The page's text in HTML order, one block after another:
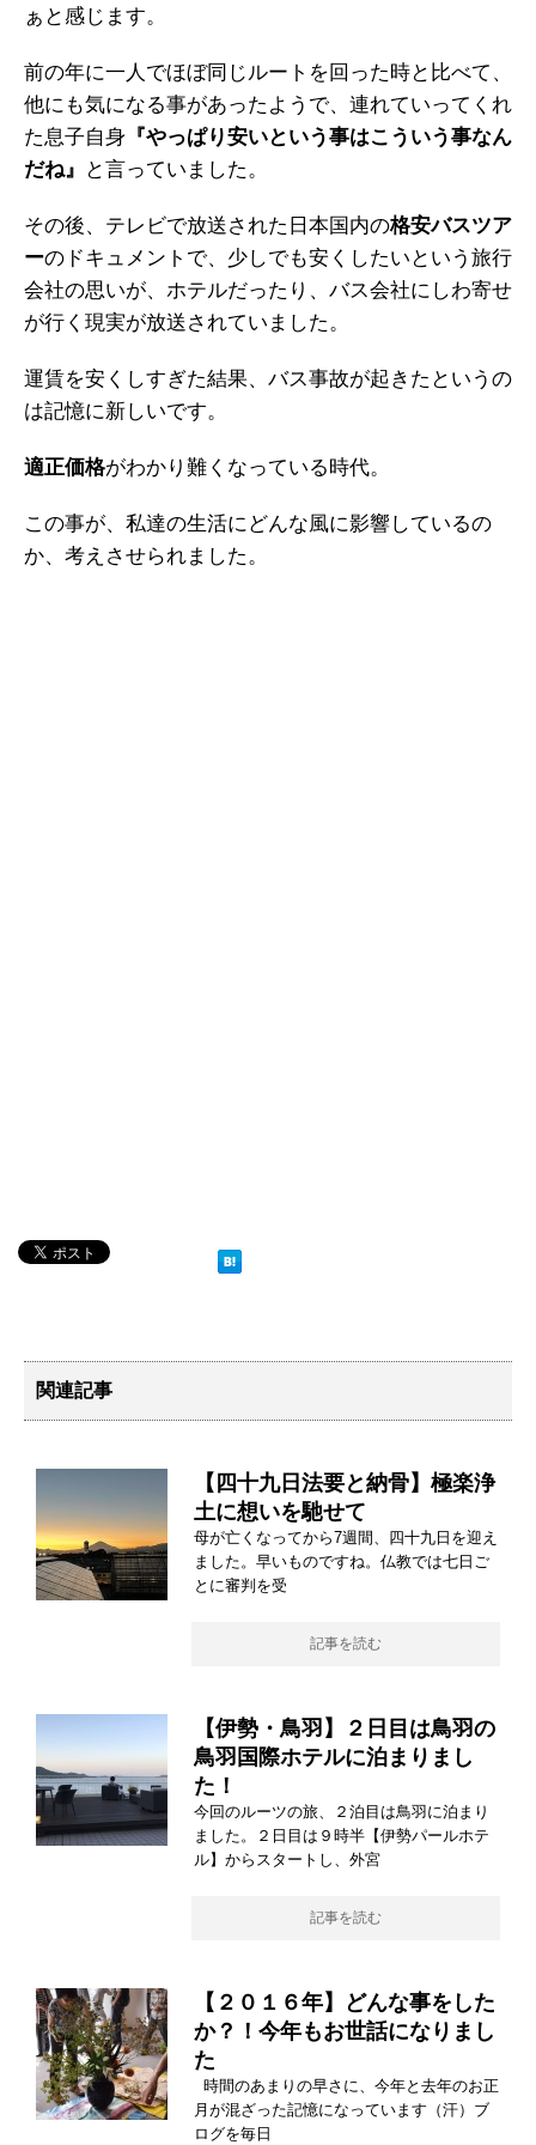
ぁと感じます。
前の年に一人でほぼ同じルートを回った時と比べて、
他にも気になる事があったようで、連れていってくれ
た息子自身 『やっぱり安いという事はこういう事なん
だね』
と言っていました。
その後、テレビで放送された日本国内の格安バスツア
ーのドキュメントで、少しでも安くしたいという旅行
会社の思いが、ホテルだったり、バス会社にしわ寄せ
が行く現実が放送されていました。
運賃を安くしすぎた結果、バス事故が起きたというの
は記憶に新しいです。
適正価格がわかり難くなっている時代。
この事が、私達の生活にどんな風に影響しているの
か、考えさせられました。
関連記事
【四十九日法要と納骨】極楽浄
土に想いを馳せて
母が亡くなってから7週間、四十九日を迎え
ました。早いものですね。仏教では七日ご
とに審判を受
記事を読む
【伊勢・鳥羽】２日目は鳥羽の
鳥羽国際ホテルに泊まりまし
た！
今回のルーツの旅、２泊目は鳥羽に泊まり
ました。２日目は９時半【伊勢パールホテ
ル】からスタートし、外宮
記事を読む
【２０１６年】どんな事をした
か？！今年もお世話になりまし
た
時間のあまりの早さに、今年と去年のお正
月が混ざった記憶になっています（汗）ブ
ログを毎日